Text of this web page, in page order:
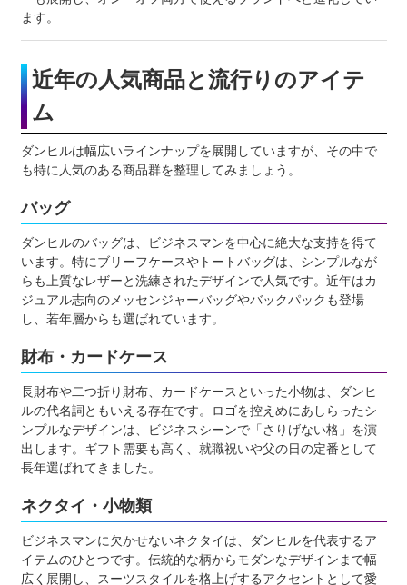
ます。
近年の人気商品と流行りのアイテ
ム
ダンヒルは幅広いラインナップを展開していますが、その中で
も特に人気のある商品群を整理してみましょう。
バッグ
ダンヒルのバッグは、ビジネスマンを中心に絶大な支持を得て
います。特にブリーフケースやトートバッグは、シンプルなが
らも上質なレザーと洗練されたデザインで人気です。近年はカ
ジュアル志向のメッセンジャーバッグやバックパックも登場
し、若年層からも選ばれています。
財布・カードケース
長財布や二つ折り財布、カードケースといった小物は、ダンヒ
ルの代名詞ともいえる存在です。ロゴを控えめにあしらったシ
ンプルなデザインは、ビジネスシーンで「さりげない格」を演
出します。ギフト需要も高く、就職祝いや父の日の定番として
長年選ばれてきました。
ネクタイ・小物類
ビジネスマンに欠かせないネクタイは、ダンヒルを代表するア
イテムのひとつです。伝統的な柄からモダンなデザインまで幅
広く展開し、スーツスタイルを格上げするアクセントとして愛